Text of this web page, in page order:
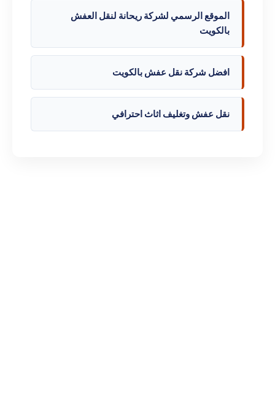
الموقع الرسمي لشركة ريحانة لنقل العفش
بالكويت
افضل شركة نقل عفش بالكويت
نقل عفش وتغليف اثاث احترافي